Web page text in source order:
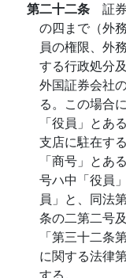
第二十二条 証
の四まで（外
員の権限、外
する行政処分
外国証券会社
る。この場合
「役員」とあ
支店に駐在す
「商号」とあ
号ハ中「役員
員」と、同法
条の二第二号
「第三十二条
に関する法律